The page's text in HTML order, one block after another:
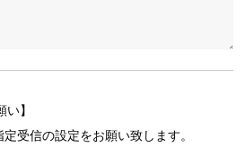
】
受信の設定をお願い致します。